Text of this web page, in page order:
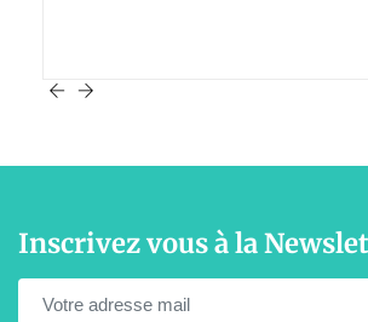
Inscrivez vous à la